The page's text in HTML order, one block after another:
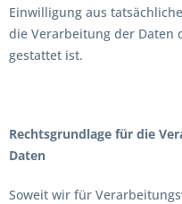
Einwilligung aus
die Verarbeitung der Daten
gestattet ist.
Rechtsgrundlage für die
Daten
Soweit wir für